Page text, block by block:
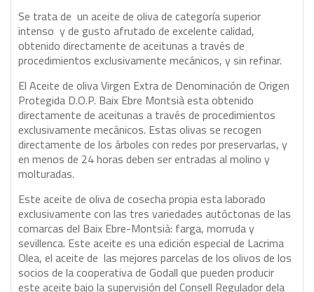
Se trata de un aceite de oliva de categoría superior
intenso y de gusto afrutado de excelente calidad,
obtenido directamente de aceitunas a través de
procedimientos exclusivamente mecánicos, y sin refinar.
El Aceite de oliva Virgen Extra de Denominación de Origen
Protegida D.O.P. Baix Ebre Montsià esta obtenido
directamente de aceitunas a través de procedimientos
exclusivamente mecánicos. Estas olivas se recogen
directamente de los árboles con redes por preservarlas, y
en menos de 24 horas deben ser entradas al molino y
molturadas.
Este aceite de oliva de cosecha propia esta laborado
exclusivamente con las tres variedades autóctonas de las
comarcas del Baix Ebre-Montsià: farga, morruda y
sevillenca. Este aceite es una edición especial de Lacrima
Olea, el aceite de las mejores parcelas de los olivos de los
socios de la cooperativa de Godall que pueden producir
este aceite bajo la supervisión del Consell Regulador dela